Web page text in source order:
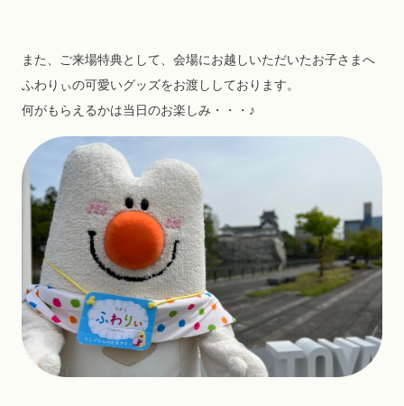
また、ご来場特典として、会場にお越しいただいたお子さまへ
ふわりぃの可愛いグッズをお渡ししております。
何がもらえるかは当日のお楽しみ・・・♪